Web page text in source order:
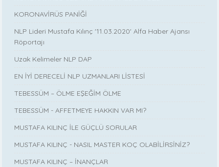
KORONAVİRÜS PANİĞİ
NLP Lideri Mustafa Kılınç '11.03.2020' Alfa Haber Ajansı
Röportajı
Uzak Kelimeler NLP DAP
EN İYİ DERECELİ NLP UZMANLARI LİSTESİ
TEBESSÜM – ÖLME EŞEĞİM ÖLME
TEBESSÜM - AFFETMEYE HAKKIN VAR MI?
MUSTAFA KILINÇ İLE GÜÇLÜ SORULAR
MUSTAFA KILINÇ - NASIL MASTER KOÇ OLABİLİRSİNİZ?
MUSTAFA KILINÇ – İNANÇLAR